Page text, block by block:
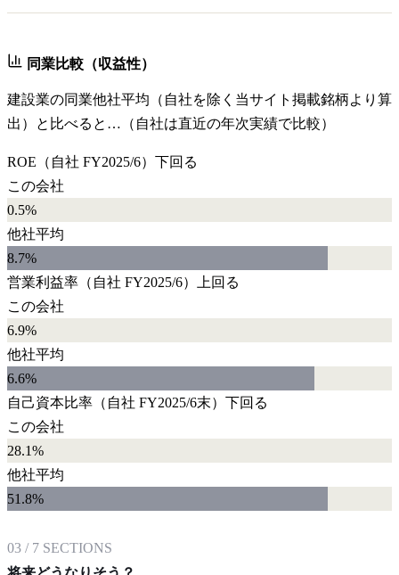
同業比較（収益性）
建設業の同業他社平均（自社を除く当サイト掲載銘柄より算
出）と比べると…（自社は直近の年次実績で比較）
ROE （自社 FY2025/6） 下回る
この会社
0.5%
他社平均
8.7%
営業利益率 （自社 FY2025/6）
上回る
この会社
6.9%
他社平均
6.6%
自己資本比率 （自社 FY2025/6末） 下回る
この会社
28.1%
他社平均
51.8%
03 / 7 SECTIONS